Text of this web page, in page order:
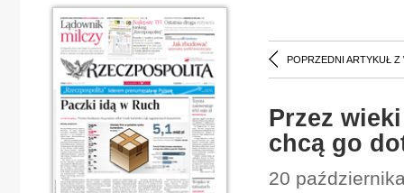
POPRZEDNI ARTYKUŁ Z
Przez
chcą go
20